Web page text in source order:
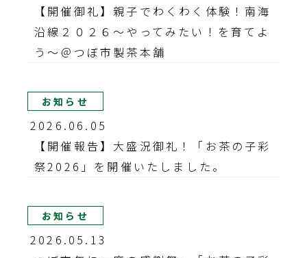
【開催御礼】親子でわくわく体験！南海
沿線２０２６～やってみたい！を育てよ
う～＠つぼ市製茶本舗
お知らせ
2026.06.05
【開催報告】大盛況御礼！「お茶の子彩
祭2026」を開催いたしました。
お知らせ
2026.05.13